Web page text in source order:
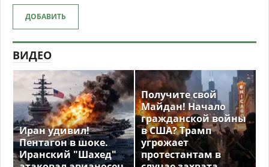
ДОБАВИТЬ
ВИДЕО
Иран удивил!
Пентагон в шоке.
Иранский "Шахед"
Получите свой
Майдан! Начало
гражданской войны
в США? Трамп
угрожает
протестантам в